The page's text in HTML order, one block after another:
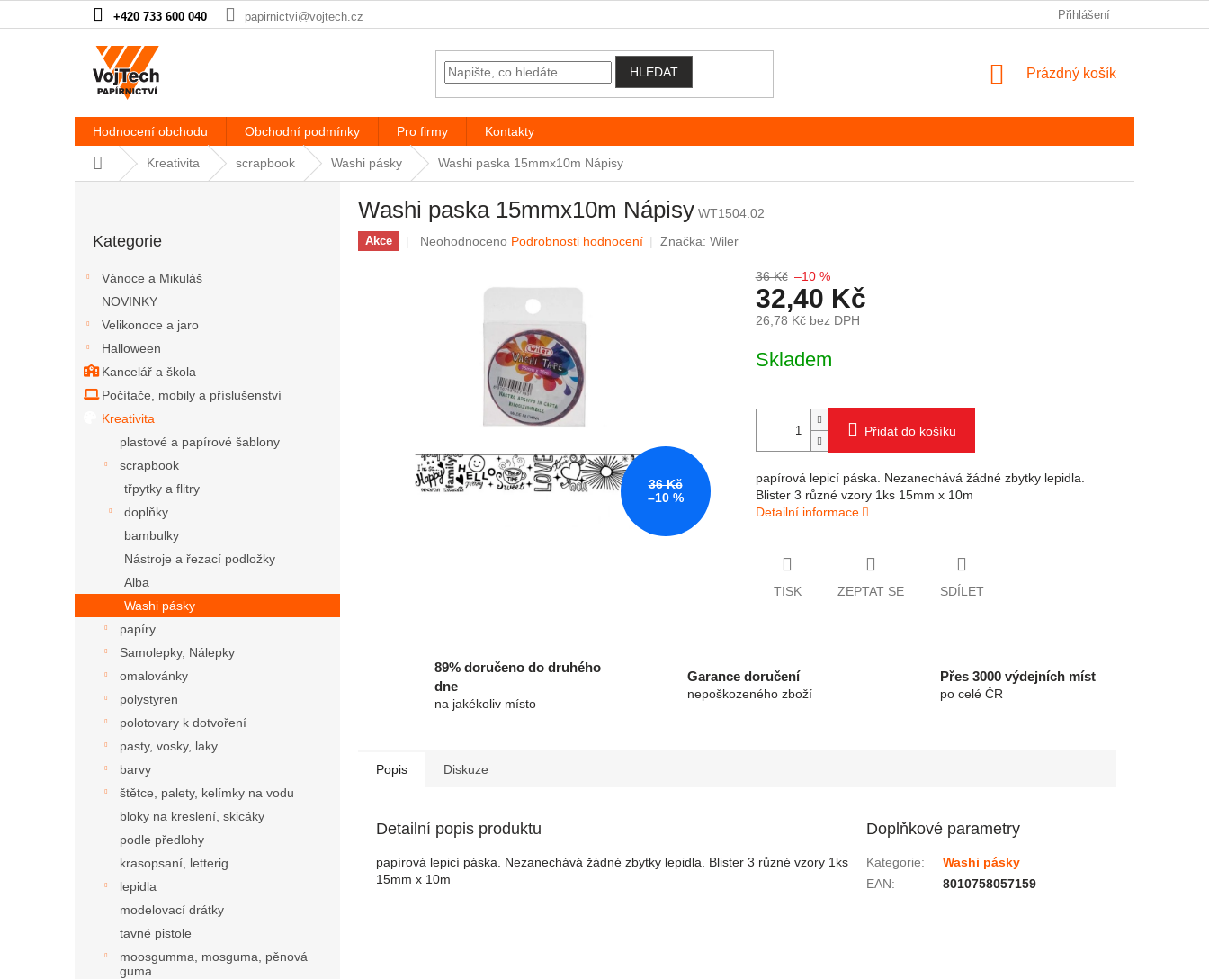
+420 733 600 040 papirnictvi@vojtech.cz Přihlášení
HLEDAT NÁKUPNÍ KOŠÍK
Prázdný košík
Hodnocení obchodu Obchodní podmínky Pro firmy Kontakty
Domů Kreativita scrapbook Washi pásky Washi paska 15mmx10m Nápisy
Kategorie
Vánoce a Mikuláš
NOVINKY
Velikonoce a jaro
Halloween
Kancelář a škola
Počítače, mobily a příslušenství
Kreativita
plastové a papírové šablony
scrapbook
třpytky a flitry
doplňky
bambulky
Nástroje a řezací podložky
Alba
Washi pásky
papíry
Samolepky, Nálepky
omalovánky
polystyren
polotovary k dotvoření
pasty, vosky, laky
barvy
štětce, palety, kelímky na vodu
bloky na kreslení, skicáky
podle předlohy
krasopsaní, letterig
lepidla
modelovací drátky
tavné pistole
moosgumma, mosguma, pěnová
guma
Washi paska 15mmx10m Nápisy WT1504.02
Akce Průměrné hodnocení produktu je 0,0 z 5 hvězdiček.
Neohodnoceno Podrobnosti hodnocení Značka: Wiler
36 Kč
–10 %
36 Kč –10 %
32,40 Kč
26,78 Kč bez DPH
Skladem
Přidat do košíku
papírová lepicí páska. Nezanechává žádné zbytky lepidla.
Blister 3 různé vzory 1ks 15mm x 10m
Detailní informace
TISK ZEPTAT SE SDÍLET
89% doručeno do druhého
dne
na jakékoliv místo
Garance doručení
nepoškozeného zboží
Přes 3000 výdejních míst
po celé ČR
Popis Diskuze
Detailní popis produktu
papírová lepicí páska. Nezanechává žádné zbytky lepidla. Blister 3 různé vzory 1ks
15mm x 10m
Doplňkové parametry
Kategorie:
Washi pásky
EAN: 8010758057159